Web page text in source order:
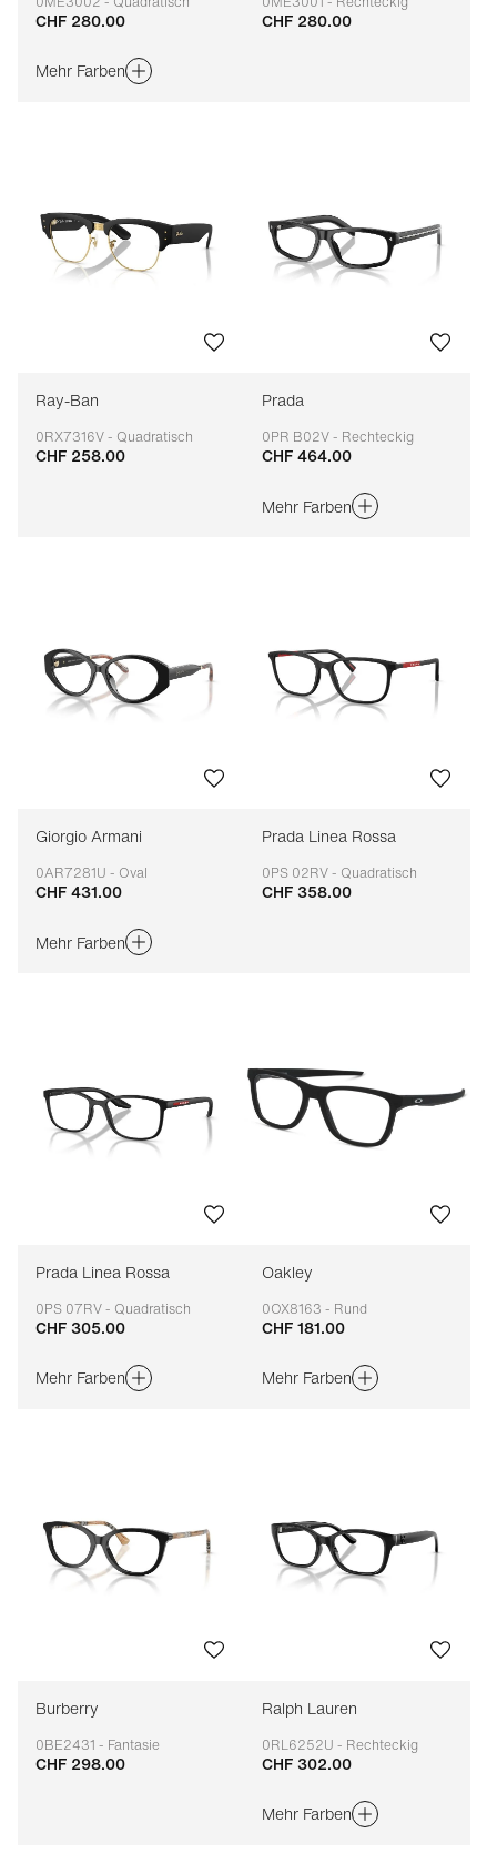
Anpassbar
CHF 280.00
Mehr Farben
Anpassbar
CHF 280.00
Ray-Ban
0RX7316V - Quadratisch
Anpassbar
CHF 258.00
Prada
0PR B02V - Rechteckig
Anpassbar
CHF 464.00
Mehr Farben
Giorgio Armani
0AR7281U - Oval
Anpassbar
CHF 431.00
Mehr Farben
Prada Linea Rossa
0PS 02RV - Quadratisch
Anpassbar
CHF 358.00
Prada Linea Rossa
0PS 07RV - Quadratisch
Anpassbar
CHF 305.00
Mehr Farben
Oakley
0OX8163 - Rund
Anpassbar
CHF 181.00
Mehr Farben
Burberry
0BE2431 - Fantasie
Anpassbar
CHF 298.00
Ralph Lauren
0RL6252U - Rechteckig
Anpassbar
CHF 302.00
Mehr Farben